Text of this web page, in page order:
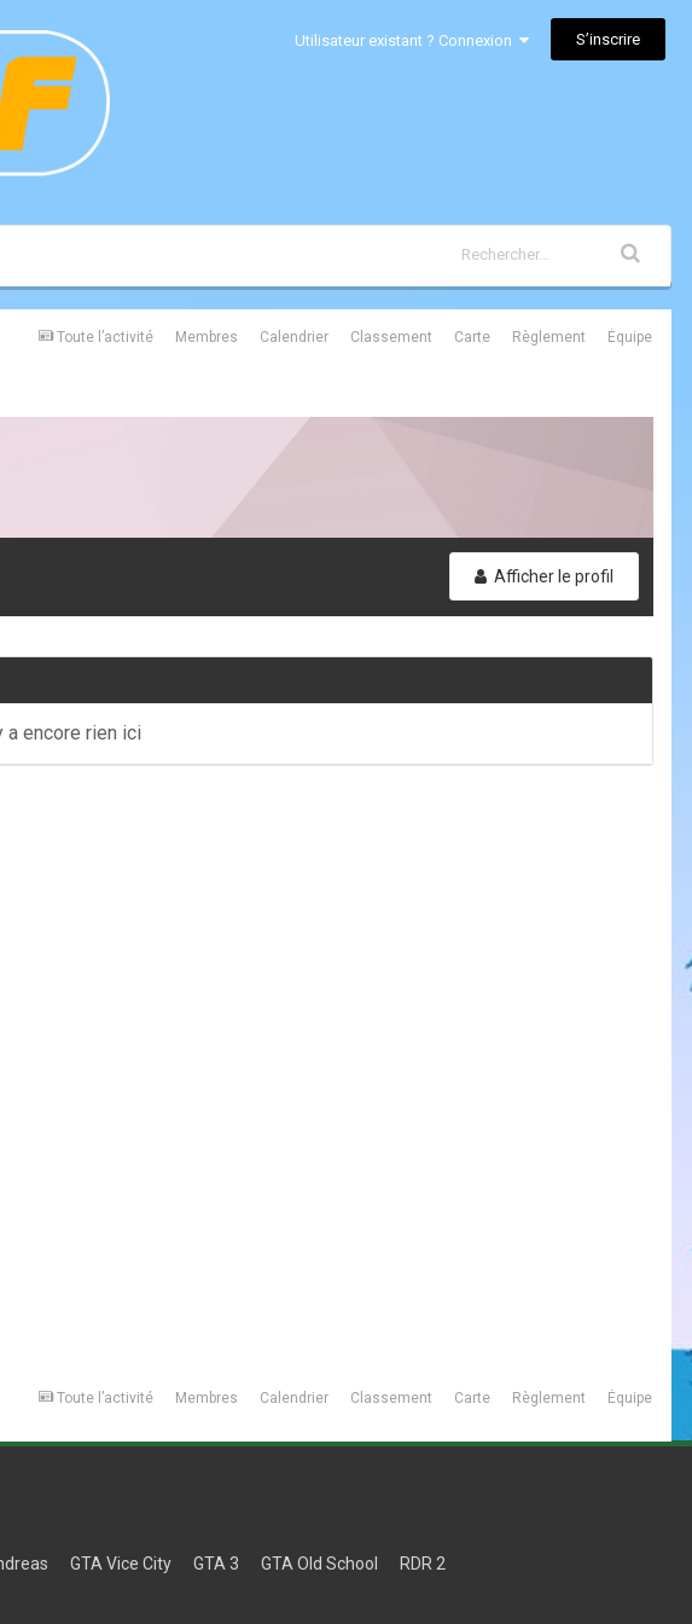
Utilisateur existant ? Connexion S’inscrire
Toute l’activité Membres Calendrier Classement Carte Règlement Équipe
Afficher le profil
a encore rien ici
Toute l’activité Membres Calendrier Classement Carte Règlement Équipe
GTA Vice City GTA 3 GTA Old School RDR 2